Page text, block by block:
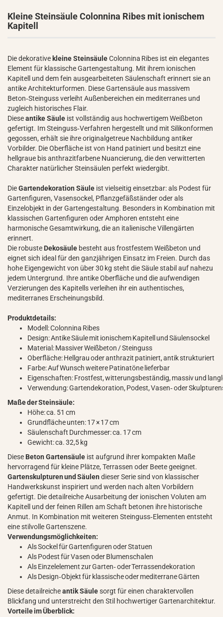
Kleine Steinsäule Colonnina Ribes mit ionischem
Kapitell
Die dekorative kleine SteinsäuleColonnina Ribes ist ein elegantes
Element für klassische Gartengestaltung. Mit ihrem ionischen
Kapitell und dem fein ausgearbeiteten Säulenschaft erinnert sie an
antike Architekturformen. Diese Gartensäule aus massivem
Beton‑Steinguss verleiht Außenbereichen ein mediterranes und
zugleich historisches Flair.
Dieseantike Säule ist vollständig aus hochwertigem Weißbeton
gefertigt. Im Steinguss‑Verfahren hergestellt und mit Silikonformen
gegossen, erhält sie ihre originalgetreue Nachbildung antiker
Vorbilder. Die Oberfläche ist von Hand patiniert und besitzt eine
hellgraue bis anthrazitfarbene Nuancierung, die den verwitterten
Charakter natürlicher Steinsäulen perfekt wiedergibt.
DieGartendekoration Säule ist vielseitig einsetzbar: als Podest für
Gartenfiguren, Vasensockel, Pflanzgefäßständer oder als
Einzelobjekt in der Gartengestaltung. Besonders in Kombination mit
klassischen Gartenfiguren oder Amphoren entsteht eine
harmonische Gesamtwirkung, die an italienische Villengärten
erinnert.
Die robuste Dekosäule besteht aus frostfestem Weißbeton und
eignet sich ideal für den ganzjährigen Einsatz im Freien. Durch das
hohe Eigengewicht von über 30 kg steht die Säule stabil auf nahezu
jedem Untergrund. Ihre antike Oberfläche und die aufwendigen
Verzierungen des Kapitells verleihen ihr ein authentisches,
mediterranes Erscheinungsbild.
Produktdetails:
Modell: Colonnina Ribes
Design: Antike Säule mit ionischem Kapitell und Säulensockel
Material: Massiver Weißbeton / Steinguss
Oberfläche: Hellgrau oder anthrazit patiniert, antik strukturiert
Farbe: Auf Wunsch weitere Patinatöne lieferbar
Eigenschaften: Frostfest, witterungsbeständig, massiv und
Verwendung: Gartendekoration, Podest, Vasen‑ oder
Maße der Steinsäule:
Höhe: ca. 51 cm
Grundfläche unten: 17 × 17 cm
Säulenschaft Durchmesser: ca. 17 cm
Gewicht: ca. 32,5 kg
Diese Beton Gartensäule ist aufgrund ihrer kompakten Maße
hervorragend für kleine Plätze, Terrassen oder Beete geeignet.
Gartenskulpturen und Säulen dieser Serie sind von klassischer
Handwerkskunst inspiriert und werden nach alten Vorbildern
gefertigt. Die detailreiche Ausarbeitung der ionischen Voluten am
Kapitell und der feinen Rillen am Schaft betonen ihre historische
Anmut. In Kombination mit weiteren Steinguss‑Elementen entsteht
eine stilvolle Gartenszene.
Verwendungsmöglichkeiten:
Als Sockel für Gartenfiguren oder Statuen
Als Podest für Vasen oder Blumenschalen
Als Einzelelement zur Garten‑ oder Terrassendekoration
Als Design‑Objekt für klassische oder mediterrane Gärten
Diese detailreicheantik Säulesorgt für einen charaktervollen
Blickfang und unterstreicht den Stil hochwertiger Gartenarchitektur.
Vorteile im Überblick: